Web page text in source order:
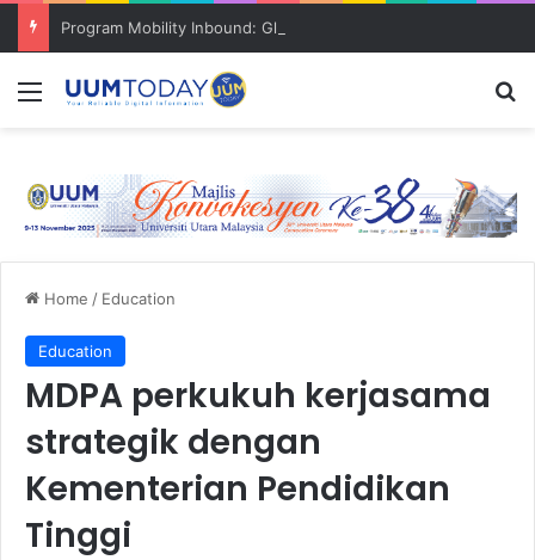
Menu
Home / Education
Education
MDPA perkukuh kerjasama
strategik dengan
Kementerian Pendidikan
Tinggi